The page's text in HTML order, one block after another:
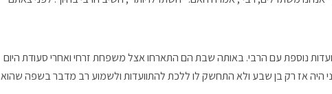
נוספת עם הרבי. באותה שבת הם התארחו אצל משפחת זרחי ואחרי סעודת היום
עם הרב הרשל זרחי ל-770. פיני היה אז רק בן שבע ולא התחשק לו ללכת להתוועדות ולשמוע רב מדבר בשפה שהוא